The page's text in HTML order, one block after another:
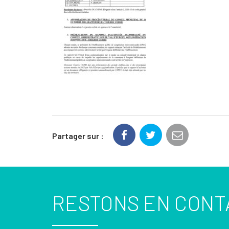
Partager sur :
RESTONS EN